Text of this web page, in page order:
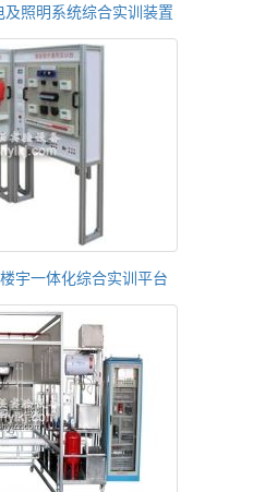
照明系统综合实训装置
宇一体化综合实训平台